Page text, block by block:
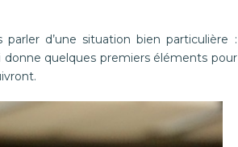
parler d’une situation bien particulière :
donne quelques premiers éléments pour